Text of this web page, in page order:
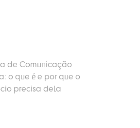
de Comunicação
o que é e por que o
precisa dela